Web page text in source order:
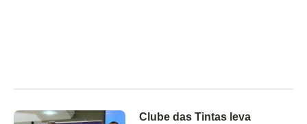
Clube das Tintas leva